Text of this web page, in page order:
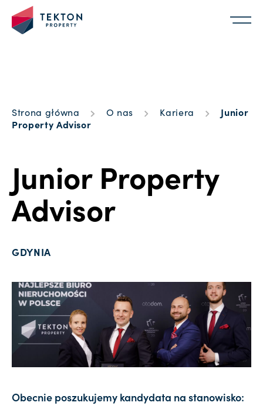
Strona główna O nas Kariera
Junior
Property Advisor
Junior Property
Advisor
GDYNIA
Obecnie poszukujemy kandydata na stanowisko: